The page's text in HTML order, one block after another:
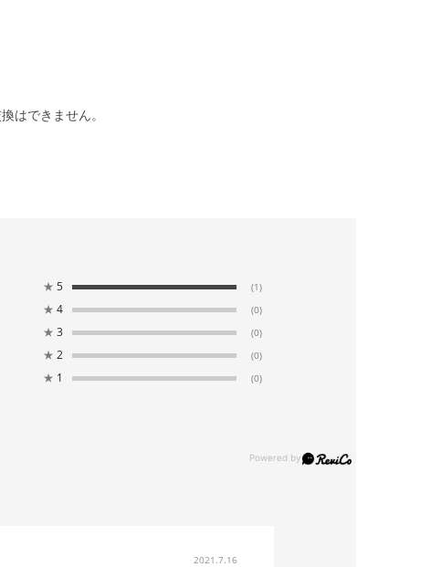
はできません。
★ 5 (1)
★ 4 (0)
★ 3 (0)
★ 2 (0)
★ 1 (0)
2021.7.16